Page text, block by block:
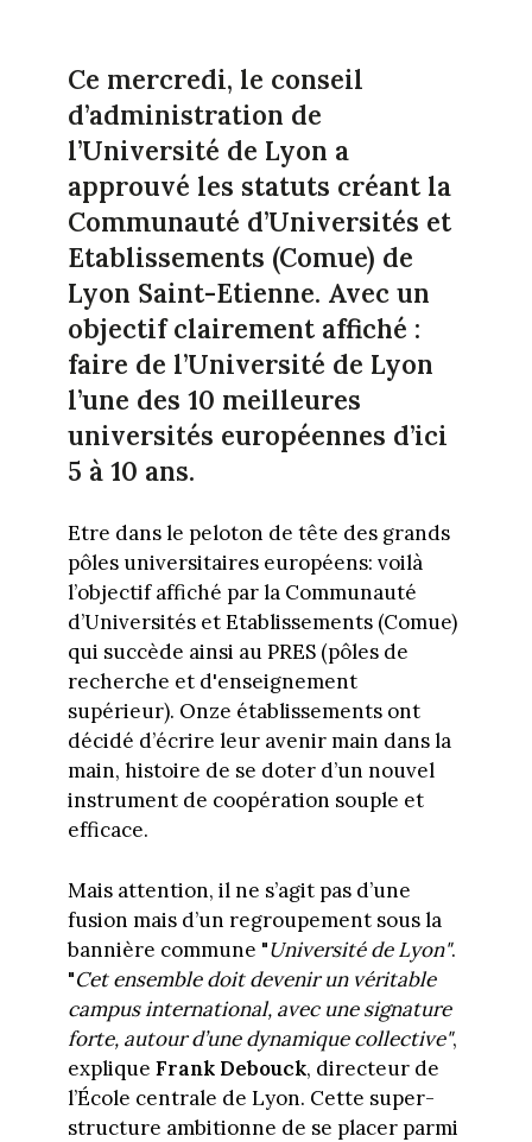
Ce mercredi, le conseil
d’administration de
l’Université de Lyon a
approuvé les statuts créant la
Communauté d’Universités et
Etablissements (Comue) de
Lyon Saint-Etienne. Avec un
objectif clairement affiché :
faire de l’Université de Lyon
l’une des 10 meilleures
universités européennes d’ici
5 à 10 ans.
Etre dans le peloton de tête des grands
pôles universitaires européens: voilà
l’objectif affiché par la Communauté
d’Universités et Etablissements (Comue)
qui succède ainsi au PRES (pôles de
recherche et d'enseignement
supérieur). Onze établissements ont
décidé d’écrire leur avenir main dans la
main, histoire de se doter d’un nouvel
instrument de coopération souple et
efficace.
Mais attention, il ne s’agit pas d’une
fusion mais d’un regroupement sous la
bannière commune "Université de Lyon".
"Cet ensemble doit devenir un véritable
campus international, avec une signature
forte, autour d’une dynamique collective",
explique Frank Debouck, directeur de
l’École centrale de Lyon. Cette super-
structure ambitionne de se placer parmi